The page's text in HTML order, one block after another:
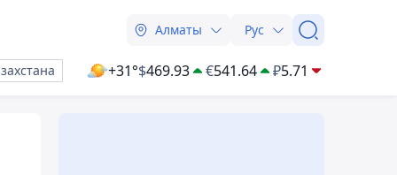
Алматы Рус
+31°$469.93 €541.64 ₽5.71